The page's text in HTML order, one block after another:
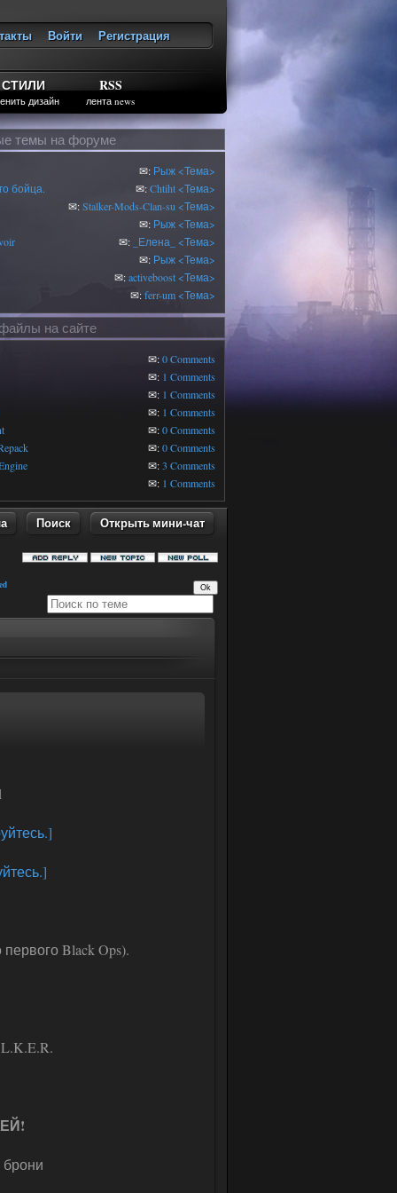
Войти
Регистрация
СТИЛИ
дизайн
RSS
лента news
темы на форуме
✉: Рыж <Тема>
бойца. ✉:Chtiht <Тема>
✉:Stalker-Mods-Clan-su <Тема>
✉: Рыж <Тема>
✉: _Елена_
<Тема>
✉: Рыж <Тема>
✉:activeboost <Тема>
✉:ferr-um <Тема>
на сайте
✉:0 Comments
✉: 1 Comments
✉: 1 Comments
✉: 1 Comments
✉:0 Comments
✉:0 Comments
✉:3 Comments
✉: 1 Comments
Поиск Открыть мини-чат
Black Ops).
брони